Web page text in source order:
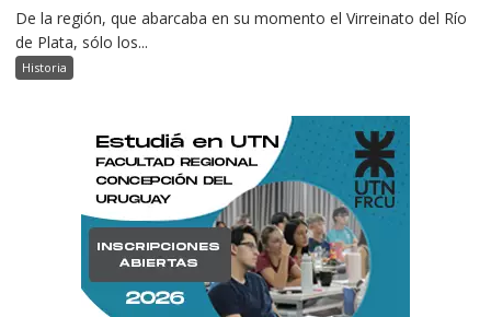
De la región, que abarcaba en su momento el Virreinato del Río
de Plata, sólo los...
Historia